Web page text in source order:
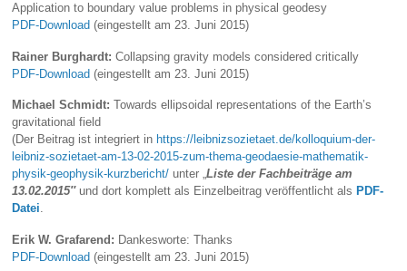
Application to boundary value problems in physical geodesy
PDF-Download (eingestellt am 23. Juni 2015)
Rainer Burghardt:Collapsing gravity models considered critically
PDF-Download (eingestellt am 23. Juni 2015)
Michael Schmidt: Towards ellipsoidal representations of the Earth’s
gravitational field
(Der Beitrag ist integriert in https://leibnizsozietaet.de/kolloquium-der-
leibniz-sozietaet-am-13-02-2015-zum-thema-geodaesie-mathematik-
physik-geophysik-kurzbericht/ unter „Liste der Fachbeiträge am
13.02.2015″und dort komplett als Einzelbeitrag veröffentlicht als PDF-
Datei.
Erik W. Grafarend: Dankesworte: Thanks
PDF-Download (eingestellt am 23. Juni 2015)